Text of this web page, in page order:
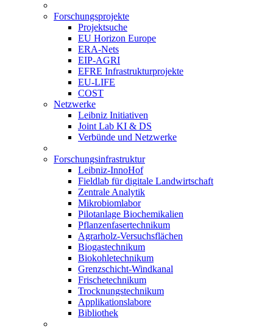
Forschungsprojekte
Projektsuche
EU Horizon Europe
ERA-Nets
EIP-AGRI
EFRE Infrastrukturprojekte
EU-LIFE
COST
Netzwerke
Leibniz Initiativen
Joint Lab KI & DS
Verbünde und Netzwerke
Forschungsinfrastruktur
Leibniz-InnoHof
Fieldlab für digitale Landwirtschaft
Zentrale Analytik
Mikrobiomlabor
Pilotanlage Biochemikalien
Pflanzenfasertechnikum
Agrarholz-Versuchsflächen
Biogastechnikum
Biokohletechnikum
Grenzschicht-Windkanal
Frischetechnikum
Trocknungstechnikum
Applikationslabore
Bibliothek